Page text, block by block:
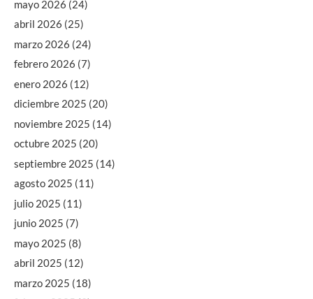
mayo 2026 (24)
abril 2026 (25)
marzo 2026 (24)
febrero 2026 (7)
enero 2026 (12)
diciembre 2025 (20)
noviembre 2025 (14)
octubre 2025 (20)
septiembre 2025 (14)
agosto 2025 (11)
julio 2025 (11)
junio 2025 (7)
mayo 2025 (8)
abril 2025 (12)
marzo 2025 (18)